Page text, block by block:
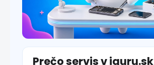
Prečo servis v iguru.sk